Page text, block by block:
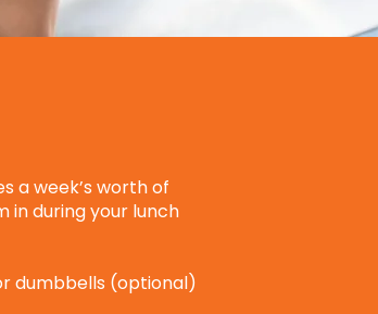
a week’s worth of
in during your lunch
dumbbells (optional)